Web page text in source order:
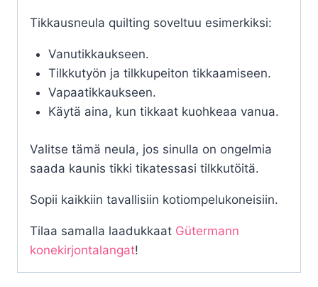
Tikkausneula quilting soveltuu esimerkiksi:
Vanutikkaukseen.
Tilkkutyön ja tilkkupeiton tikkaamiseen.
Vapaatikkaukseen.
Käytä aina, kun tikkaat kuohkeaa vanua.
Valitse tämä neula, jos sinulla on ongelmia
saada kaunis tikki tikatessasi tilkkutöitä.
Sopii kaikkiin tavallisiin kotiompelukoneisiin.
Tilaa samalla laadukkaat Gütermann
konekirjontalangat!